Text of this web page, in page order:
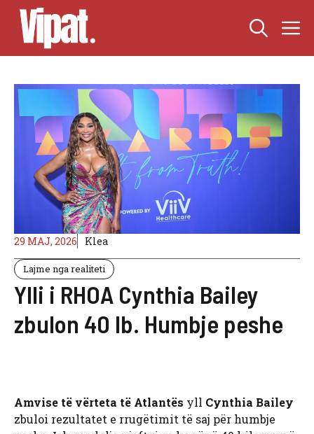
Skip
content
29 MAJ, 2026 Klea
Lajme nga realiteti
Ylli i RHOA Cynthia Bailey
zbulon 40 lb. Humbje peshe
Amvise të vërteta të Atlantës yll Cynthia Bailey
zbuloi rezultatet e rrugëtimit të saj për humbje